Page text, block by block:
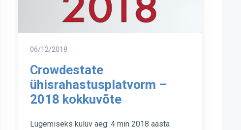
Postitatud
06/12/2018
Crowdestate
ühisrahastusplatvorm –
2018 kokkuvõte
Lugemiseks kuluv aeg: 4 min 2018 aasta